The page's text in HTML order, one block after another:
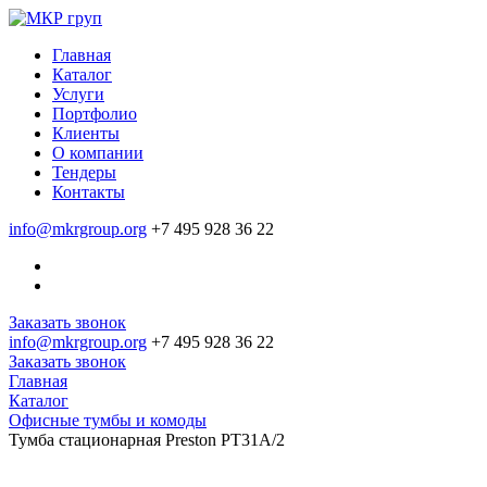
Главная
Каталог
Услуги
Портфолио
Клиенты
О компании
Тендеры
Контакты
info@mkrgroup.org +7 495 928 36 22
Заказать звонок
info@mkrgroup.org +7 495 928 36 22
Заказать звонок
Главная
Каталог
Офисные тумбы и комоды
Тумба стационарная Preston PT31A/2